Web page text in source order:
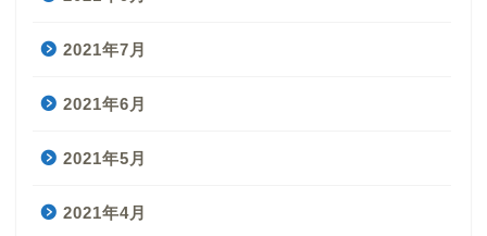
2021年7月
2021年6月
2021年5月
2021年4月